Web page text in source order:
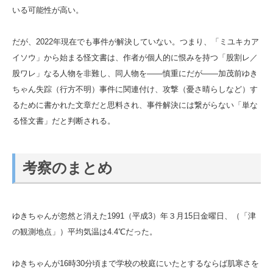
いる可能性が高い。
だが、2022年現在でも事件が解決していない。つまり、「ミユキカア
イソウ」から始まる怪文書は、作者が個人的に恨みを持つ「股割レ／
股ワレ」なる人物を非難し、同人物を――慎重にだが――加茂前ゆき
ちゃん失踪（行方不明）事件に関連付け、攻撃（憂さ晴らしなど）す
るために書かれた文章だと思料され、事件解決には繋がらない「単な
る怪文書」だと判断される。
考察のまとめ
ゆきちゃんが忽然と消えた1991（平成3）年３月15日金曜日、（「津
の観測地点」）平均気温は4.4℃だった。
ゆきちゃんが16時30分頃まで学校の校庭にいたとするならば肌寒さを